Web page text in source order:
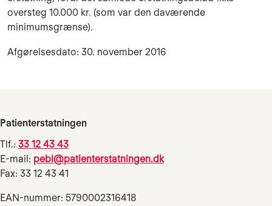
oversteg 10.000 kr. (som var den daværende
minimumsgrænse).
Afgørelsesdato: 30. november 2016
Patienterstatningen
Tlf.: 33 12 43 43
E-mail: pebl@patienterstatningen.dk
Fax: 33 12 43 41
EAN-nummer: 5790002316418